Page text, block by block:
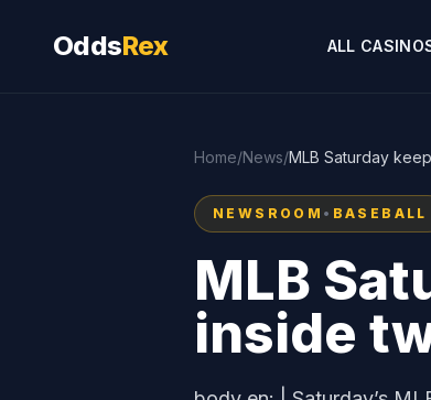
OddsRex ALL
Home/News/MLB Saturday
NEWSROOM • BASEBALL
MLB
inside